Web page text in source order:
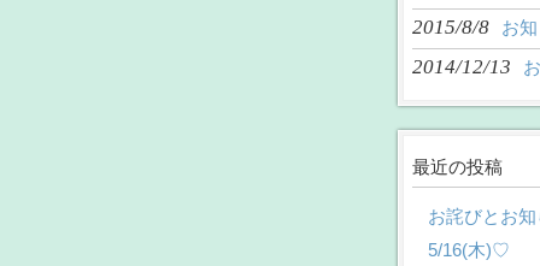
2015/8/8 お
2014/12/13
最近の投稿
お詫びとお
5/16(木)♡